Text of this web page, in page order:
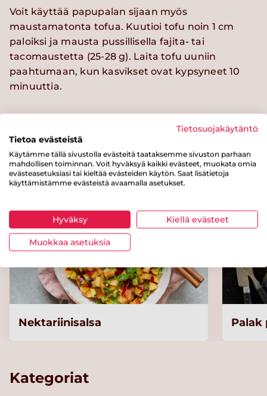
Voit käyttää papupalan sijaan myös
maustamatonta tofua. Kuutioi tofu noin 1 cm
paloiksi ja mausta pussillisella fajita- tai
tacomaustetta (25-28 g). Laita tofu uuniin
paahtumaan, kun kasvikset ovat kypsyneet 10
minuuttia.
Kokeile myös näitä reseptejä
Helppo
Nektariinisalsa Palak
Kategoriat
Tietosuojakäytäntö
Tietoa evästeistä
Käytämme tällä sivustolla evästeitä taataksemme sivuston parhaan
mahdollisen toiminnan. Voit hyväksyä kaikki evästeet, muokata omia
evästeasetuksiasi tai kieltää evästeiden käytön. Saat lisätietoja
käyttämistämme evästeistä avaamalla asetukset.
Hyväksy Kiellä evästeet
Muokkaa asetuksia